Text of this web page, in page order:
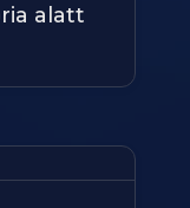
alatt